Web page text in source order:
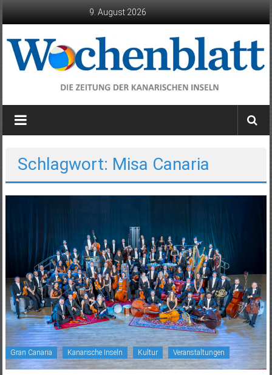
9. August 2026
Wochenblatt
die
Kanarischen
Inseln
Schlagwort: Misa Canaria
Gran Canaria Kanarische Inseln Kultur Veranstaltungen